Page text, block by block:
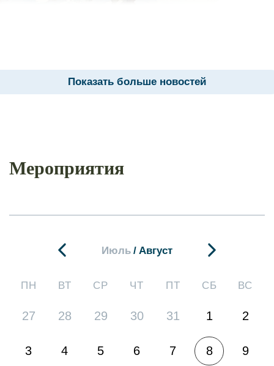
Показать больше новостей
Мероприятия
Июль / Август
ПН ВТ СР ЧТ ПТ СБ ВС
27 28 29 30 31 1 2
3 4 5 6 7 8 9